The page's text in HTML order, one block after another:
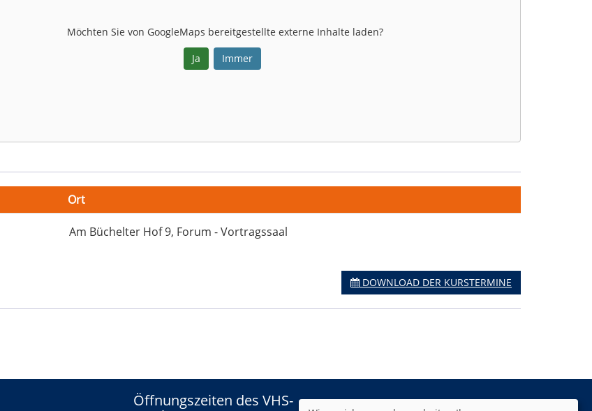
Möchten Sie von GoogleMaps bereitgestellte externe Inhalte laden?
Ja
Immer
Ort
Am Büchelter Hof 9, Forum - Vortragssaal
DOWNLOAD DER KURSTERMINE
Öffnungszeiten des VHS-
AGB Impressum